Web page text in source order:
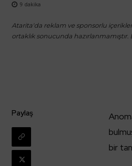
9 dakika
Atarita'da reklam ve sponsorlu
ortaklık sonucunda hazırlanmamıştır.
Paylaş
bir